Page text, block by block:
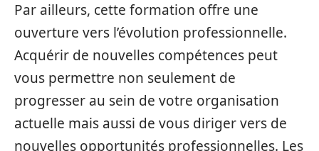
Par ailleurs, cette formation offre une
ouverture vers l’évolution professionnelle.
Acquérir de nouvelles compétences peut
vous permettre non seulement de
progresser au sein de votre organisation
actuelle mais aussi de vous diriger vers de
nouvelles opportunités professionnelles. Les